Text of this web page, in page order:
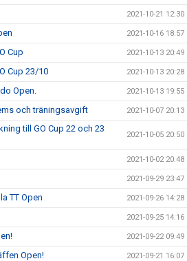
2021-10-21 12:30
2021-10-16 18:57
Cup 2021-10-13 20:49
Cup 23/10 2021-10-13 20:28
Open. 2021-10-13 19:55
och träningsavgift 2021-10-07 20:13
till GO Cup 22 och 23
2021-10-05 20:50
2021-10-02 20:48
2021-09-29 23:47
TT Open 2021-09-26 14:28
2021-09-25 14:16
2021-09-22 09:49
Open! 2021-09-21 16:07